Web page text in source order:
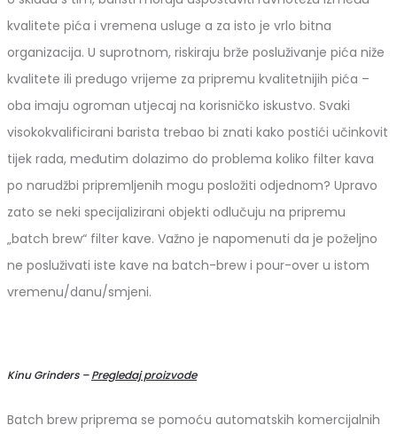
kvalitete pića i vremena usluge a za isto je vrlo bitna
organizacija. U suprotnom, riskiraju brže posluživanje pića niže
kvalitete ili predugo vrijeme za pripremu kvalitetnijih pića –
oba imaju ogroman utjecaj na korisničko iskustvo. Svaki
visokokvalificirani barista trebao bi znati kako postići učinkovit
tijek rada, međutim dolazimo do problema koliko filter kava
po narudžbi pripremljenih mogu posložiti odjednom? Upravo
zato se neki specijalizirani objekti odlučuju na pripremu
„batch brew“ filter kave. Važno je napomenuti da je poželjno
ne posluživati iste kave na batch-brew i pour-over u istom
vremenu/danu/smjeni.
Kinu Grinders –Pregledaj proizvode
Batch brew priprema se pomoću automatskih komercijalnih